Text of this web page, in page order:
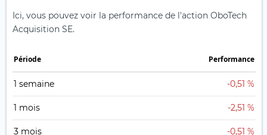
Ici, vous pouvez voir la performance de l'action OboTech
Acquisition SE.
Période Performance
1 semaine -0,51 %
1 mois -2,51 %
3 mois -0,51 %